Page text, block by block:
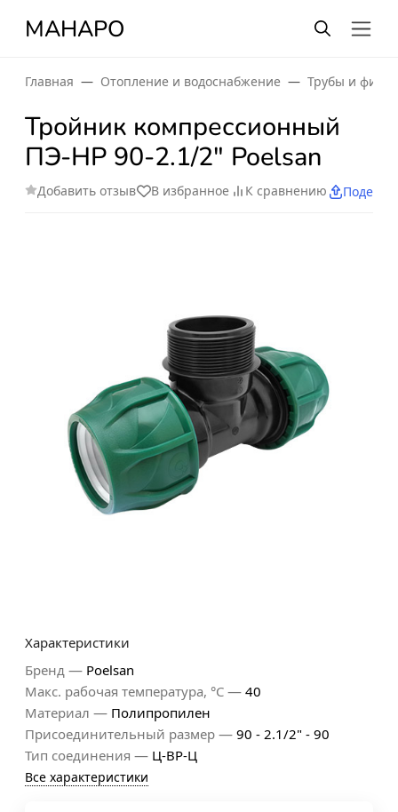
МАНАРО
Главная Отопление и водоснабжение Трубы и
Тройник компрессионный
ПЭ-HP 90-2.1/2" Poelsan
Добавить отзыв В избранное К сравнению
Характеристики
Бренд — Poelsan
Макс. рабочая температура, °С — 40
Материал — Полипропилен
Присоединительный размер — 90 - 2.1/2" - 90
Тип соединения — Ц-ВР-Ц
Все характеристики